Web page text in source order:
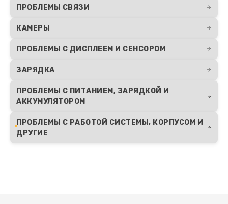
ПРОБЛЕМЫ СВЯЗИ
КАМЕРЫ
ПРОБЛЕМЫ С ДИСПЛЕЕМ И СЕНСОРОМ
ЗАРЯДКА
ПРОБЛЕМЫ С ПИТАНИЕМ, ЗАРЯДКОЙ И
АККУМУЛЯТОРОМ
ПРОБЛЕМЫ С РАБОТОЙ СИСТЕМЫ, КОРПУСОМ И
ДРУГИЕ